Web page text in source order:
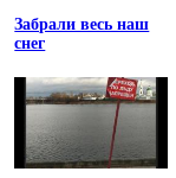
Забрали весь наш
снег